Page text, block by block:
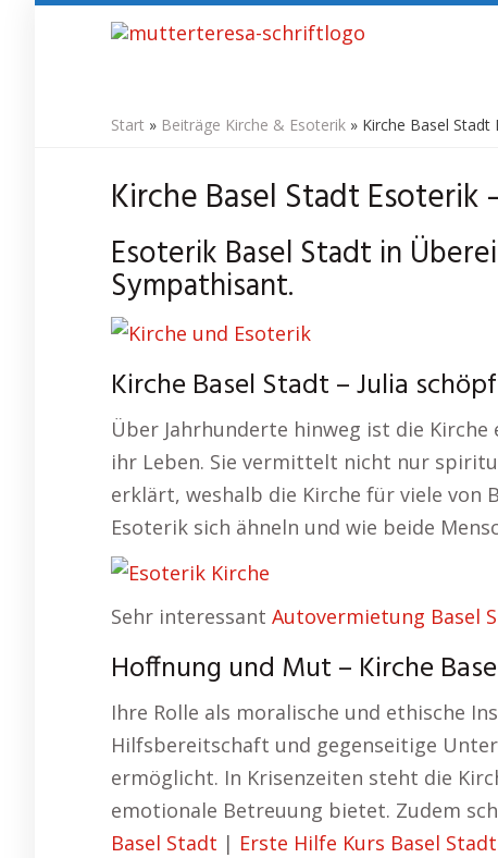
Start » Beiträge Kirche & Esoterik » Kirche Basel Stadt
Kirche Basel Stadt
Esoterik Basel Stadt in
Sympathisant.
Kirche Basel Stadt – Julia
Über Jahrhunderte hinweg ist die
ihr Leben. Sie vermittelt nicht nur
erklärt, weshalb die Kirche für viele von
Esoterik sich ähneln und wie beide
Sehr interessant Autovermietung Basel
Hoffnung und Mut – Kirche
Ihre Rolle als moralische und ethische
Hilfsbereitschaft und gegenseitige
ermöglicht. In Krisenzeiten steht die
emotionale Betreuung bietet. Zudem
Basel Stadt | Erste Hilfe Kurs Basel Stadt